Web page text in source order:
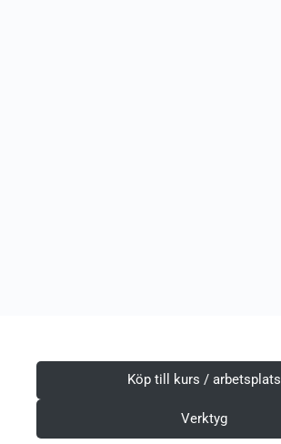
Köp till kurs / arbetsplats
Verktyg